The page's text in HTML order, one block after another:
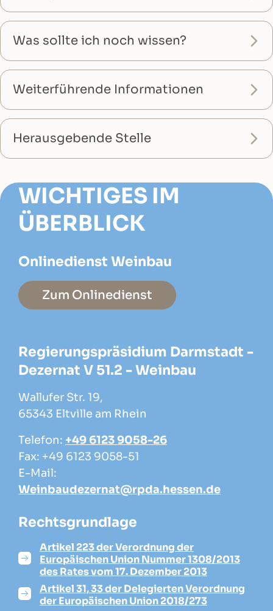
Was sollte ich noch wissen?
Weiterführende Informationen
Herausgebende Stelle
WICHTIGES IM
ÜBERBLICK
Onlinedienst Weinbau
Zum Onlinedienst
Regierungspräsidium Darmstadt -
Dezernat V 51.2 - Weinbau
Wallufer Str. 19,
65343 Eltville am Rhein
Telefon: +49 6123 9058-26
Fax: +49 6123 9058-51
E-Mail:
Weinbaudezernat@rpda.hessen.de
Rechtsgrundlage
Artikel 223 der Verordnung der
Europäischen Union Nummer 1308/2013
des Rates vom 17. Dezember 2013
Artikel 31, 33 der Delegierten Verordnung
der Europäischen Union 2018/273